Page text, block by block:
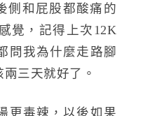
側和屁股都酸痛的
覺，記得上次12K
問我為什麼走路腳
三天就好了。
更毒辣，以後如果